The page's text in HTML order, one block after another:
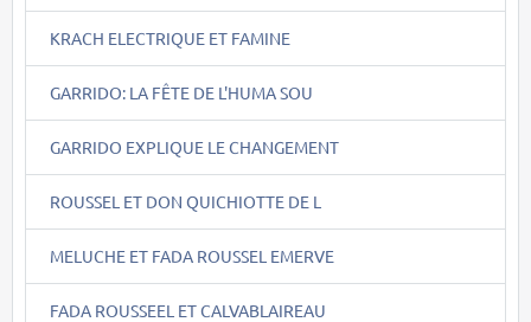
KRACH ELECTRIQUE ET FAMINE
GARRIDO: LA FÊTE DE L'HUMA SOU
GARRIDO EXPLIQUE LE CHANGEMENT
ROUSSEL ET DON QUICHIOTTE DE L
MELUCHE ET FADA ROUSSEL EMERVE
FADA ROUSSEEL ET CALVABLAIREAU